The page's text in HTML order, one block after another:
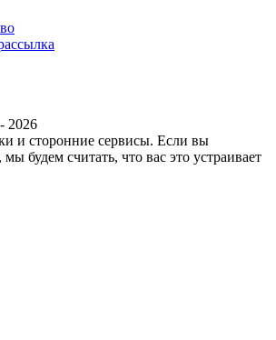
2026
и сторонние сервисы. Если вы
будем считать, что вас это устраивает